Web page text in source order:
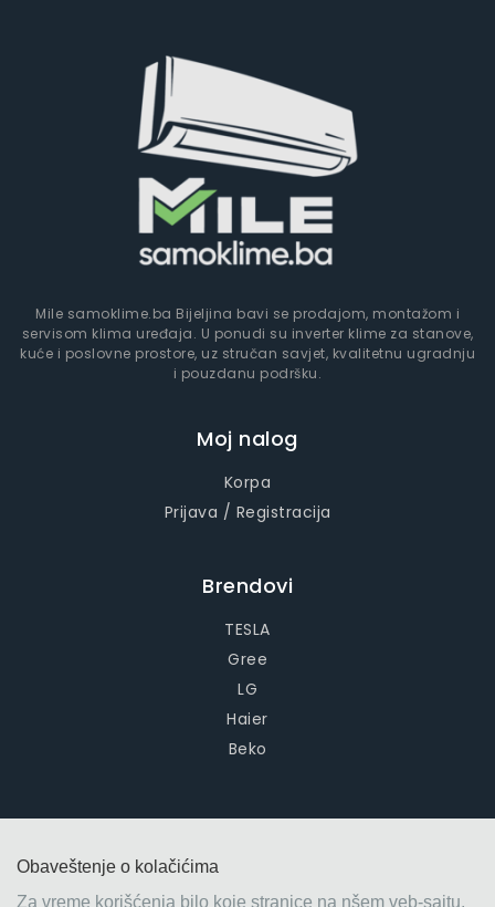
Mile samoklime.ba Bijeljina bavi se prodajom, montažom i
servisom klima uređaja. U ponudi su inverter klime za stanove,
kuće i poslovne prostore, uz stručan savjet, kvalitetnu ugradnju
i pouzdanu podršku.
Moj nalog
Korpa
Prijava / Registracija
Brendovi
TESLA
Gree
LG
Haier
Beko
© 2026Klime Bijeljina – Prodaja, ugradnja i servis
Obaveštenje o kolačićima
Za vreme korišćenja bilo koje stranice na nšem veb-sajtu,